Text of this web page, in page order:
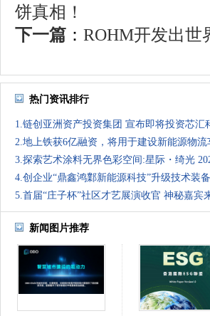
饼真相！
下一篇 ： ROHM开发出世
热门资讯排行
1.链创亚洲资产投资集团 宣布即将投资芯汇
2.地上铁获6亿融资，将用于建设新能源物流
3.探索艺术涂料无界色彩空间:星际・绮光
4.创企业“鼎鑫鸿鄴新能源科技”升级技术装
5.首届“庄子杯”社区才艺展演收官 神秘嘉宾
新闻图片推荐